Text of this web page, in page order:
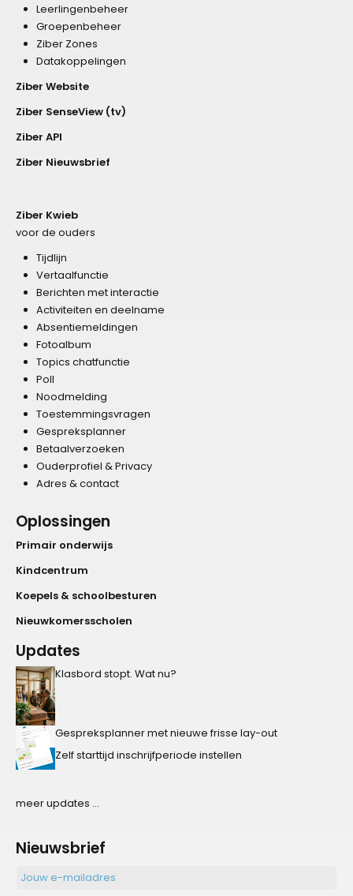
Leerlingenbeheer
Groepenbeheer
Ziber Zones
Datakoppelingen
Ziber Website
Ziber SenseView (tv)
Ziber API
Ziber Nieuwsbrief
Ziber Kwieb
voor de ouders
Tijdlijn
Vertaalfunctie
Berichten met interactie
Activiteiten en deelname
Absentiemeldingen
Fotoalbum
Topics chatfunctie
Poll
Noodmelding
Toestemmingsvragen
Gespreksplanner
Betaalverzoeken
Ouderprofiel & Privacy
Adres & contact
Oplossingen
Primair onderwijs
Kindcentrum
Koepels & schoolbesturen
Nieuwkomersscholen
Updates
Klasbord stopt. Wat nu?
Gespreksplanner met nieuwe frisse lay-out
Zelf starttijd inschrijfperiode instellen
meer updates ...
Nieuwsbrief